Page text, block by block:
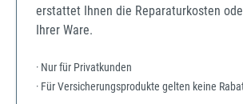
erstattet Ihnen die Reparaturkosten
Ihrer Ware.
· Nur für Privatkunden
· Für Versicherungsprodukte gelten keine